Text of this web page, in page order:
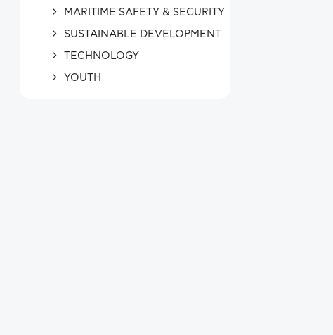
MARITIME SAFETY & SECURITY
SUSTAINABLE DEVELOPMENT
TECHNOLOGY
YOUTH